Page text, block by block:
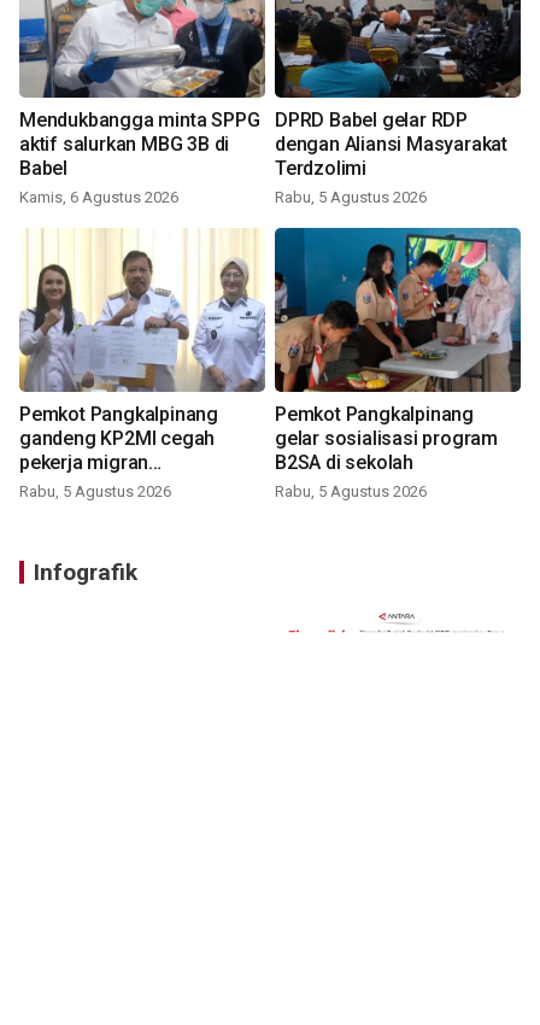
Mendukbangga minta SPPG
aktif salurkan MBG 3B di
Babel
Kamis, 6 Agustus 2026
DPRD Babel gelar RDP
dengan Aliansi Masyarakat
Terdzolimi
Rabu, 5 Agustus 2026
Pemkot Pangkalpinang
gandeng KP2MI cegah
pekerja migran
nonprosedural
Rabu, 5 Agustus 2026
Pemkot Pangkalpinang
gelar sosialisasi program
B2SA di sekolah
Rabu, 5 Agustus 2026
Infografik